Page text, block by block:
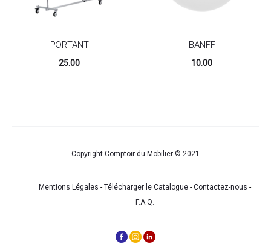
PORTANT
25.00
BANFF
10.00
Copyright Comptoir du Mobilier © 2021
Mentions Légales - Télécharger le Catalogue- Contactez-nous -
F.A.Q.